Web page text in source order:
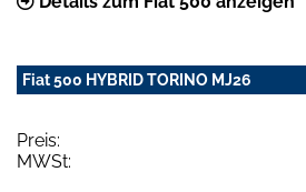
Fiat 500 HYBRID TORINO MJ26
Preis:
MWSt: